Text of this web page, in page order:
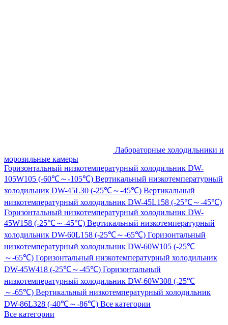
Лабораторные холодильники и
морозильные камеры
Горизонтальный низкотемпературный холодильник DW-
105W105 (-60℃～-105℃) Вертикальный низкотемпературный
холодильник DW-45L30 (-25℃～-45℃) Вертикальный
низкотемпературный холодильник DW-45L158 (-25℃～-45℃)
Горизонтальный низкотемпературный холодильник DW-
45W158 (-25℃～-45℃) Вертикальный низкотемпературный
холодильник DW-60L158 (-25℃～-65℃) Горизонтальный
низкотемпературный холодильник DW-60W105 (-25℃
～-65℃) Горизонтальный низкотемпературный холодильник
DW-45W418 (-25℃～-45℃) Горизонтальный
низкотемпературный холодильник DW-60W308 (-25℃
～-65℃) Вертикальный низкотемпературный холодильник
DW-86L328 (-40℃～-86℃) Все категории
Все категории